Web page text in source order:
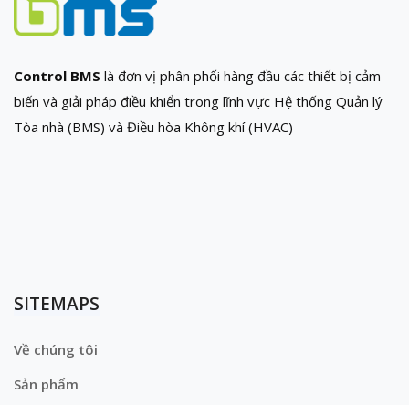
Control BMS là đơn vị phân phối hàng đầu các thiết bị cảm
biến và giải pháp điều khiển trong lĩnh vực Hệ thống Quản lý
Tòa nhà (BMS) và Điều hòa Không khí (HVAC)
SITEMAPS
Về chúng tôi
Sản phẩm